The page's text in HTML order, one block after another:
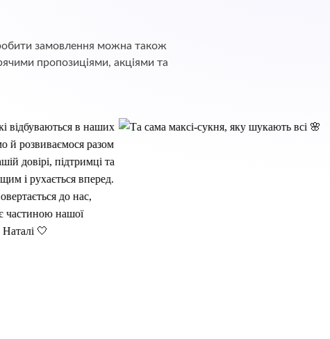
замовлення можна також
пропозиціями, акціями та